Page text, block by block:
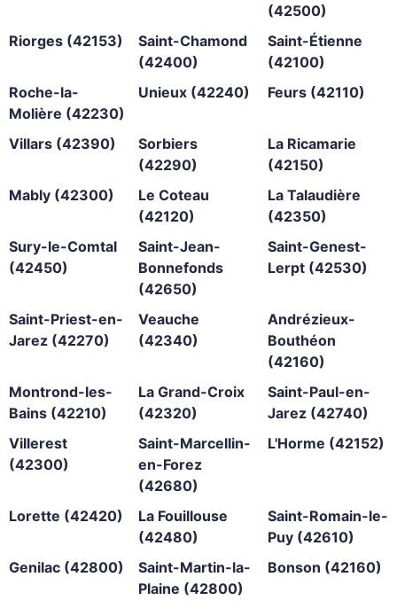
(42500)
Riorges (42153)
Saint-Chamond
(42400)
Saint-Étienne
(42100)
Roche-la-
Molière (42230)
Unieux (42240) Feurs (42110)
Villars (42390)
Sorbiers
(42290)
La Ricamarie
(42150)
Mably (42300)
Le Coteau
(42120)
La Talaudière
(42350)
Sury-le-Comtal
(42450)
Saint-Jean-
Bonnefonds
(42650)
Saint-Genest-
Lerpt (42530)
Saint-Priest-en-
Jarez (42270)
Veauche
(42340)
Andrézieux-
Bouthéon
(42160)
Montrond-les-
Bains (42210)
La Grand-Croix
(42320)
Saint-Paul-en-
Jarez (42740)
Villerest
(42300)
Saint-Marcellin-
en-Forez
(42680)
L'Horme (42152)
Lorette (42420)
La Fouillouse
(42480)
Saint-Romain-le-
Puy (42610)
Genilac (42800)
Saint-Martin-la-
Plaine (42800)
Bonson (42160)